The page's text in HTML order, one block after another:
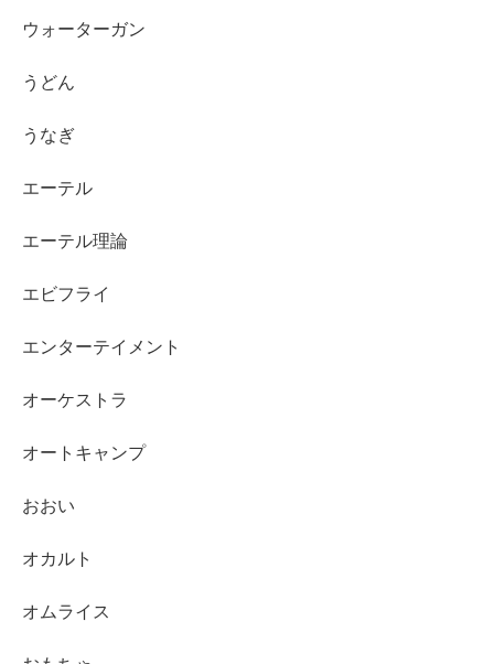
ウォーターガン
うどん
うなぎ
エーテル
エーテル理論
エビフライ
エンターテイメント
オーケストラ
オートキャンプ
おおい
オカルト
オムライス